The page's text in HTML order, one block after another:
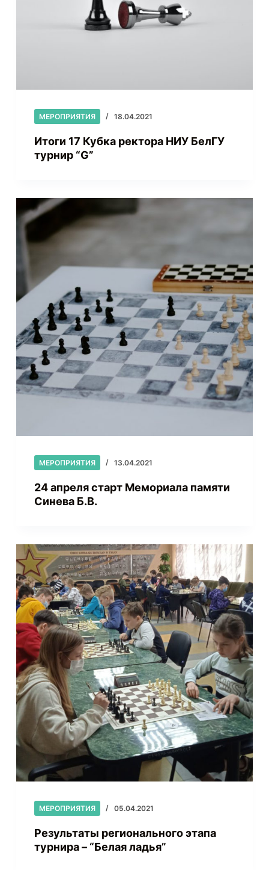
МЕРОПРИЯТИЯ 18.04.2021
Итоги 17 Кубка ректора НИУ БелГУ
турнир “G”
МЕРОПРИЯТИЯ 13.04.2021
24 апреля старт Мемориала памяти
Синева Б.В.
МЕРОПРИЯТИЯ 05.04.2021
Результаты регионального этапа
турнира – “Белая ладья”